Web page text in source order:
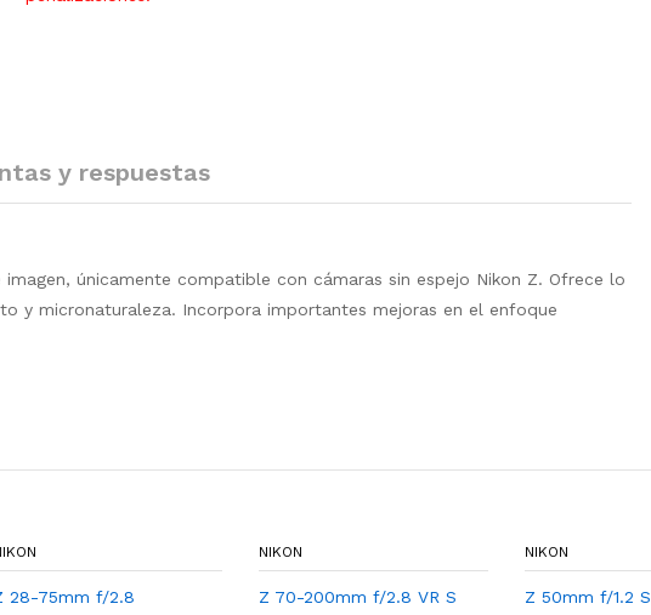
y respuestas
únicamente compatible con cámaras sin espejo Nikon Z. Ofrece lo
y micronaturaleza. Incorpora importantes mejoras en el enfoque
28-75mm f/2.8
NIKON
Z 70-200mm f/2.8 VR S
NIKON
Z 50mm f/1.2 S